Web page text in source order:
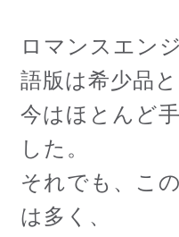
ロマンスエン
語版は希少品と
今はほとんど
した。
それでも、こ
は多く、